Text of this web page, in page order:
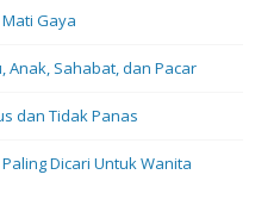
Gaya
Anak, Sahabat, dan Pacar
dan Tidak Panas
Dicari Untuk Wanita